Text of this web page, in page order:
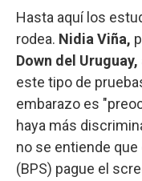
Hasta aquí los
rodea. Nidia Viña,
Down del Uruguay,
este tipo de
embarazo es
haya más
no se entiende que
(BPS) pague el